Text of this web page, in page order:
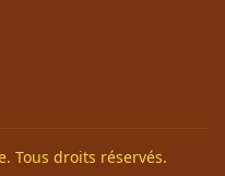
Tous droits réservés.